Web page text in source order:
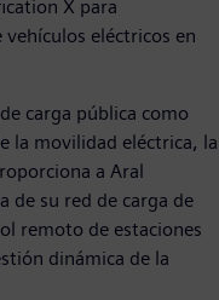
X para
eléctricos en
carga pública como
la movilidad eléctrica, la
a Aral
de su red de carga de
remoto de estaciones
dinámica de la